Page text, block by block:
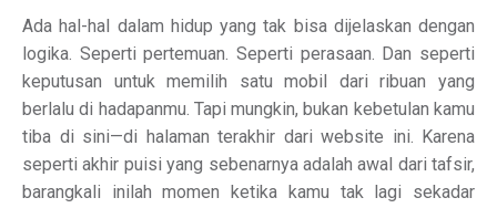
Ada hal-hal dalam hidup yang tak bisa dijelaskan dengan
logika. Seperti pertemuan. Seperti perasaan. Dan seperti
keputusan untuk memilih satu mobil dari ribuan yang
berlalu di hadapanmu. Tapi mungkin, bukan kebetulan kamu
tiba di sini—di halaman terakhir dari website ini. Karena
seperti akhir puisi yang sebenarnya adalah awal dari tafsir,
barangkali inilah momen ketika kamu tak lagi sekadar